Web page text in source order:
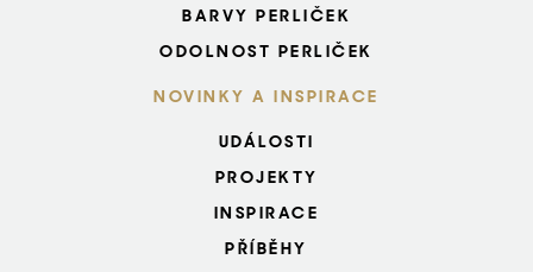
BARVY PERLIČEK
ODOLNOST PERLIČEK
NOVINKY A INSPIRACE
UDÁLOSTI
PROJEKTY
INSPIRACE
PŘÍBĚHY